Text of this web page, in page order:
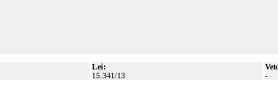
Lei:
15.341/13
-